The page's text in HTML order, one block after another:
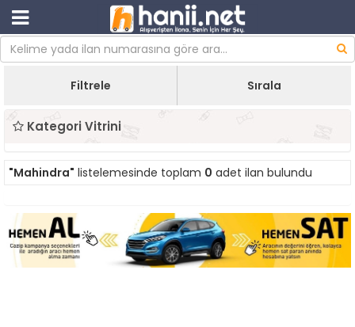
Filtrele Sırala
Kategori Vitrini
"Mahindra" listelemesinde toplam 0 adet ilan bulundu